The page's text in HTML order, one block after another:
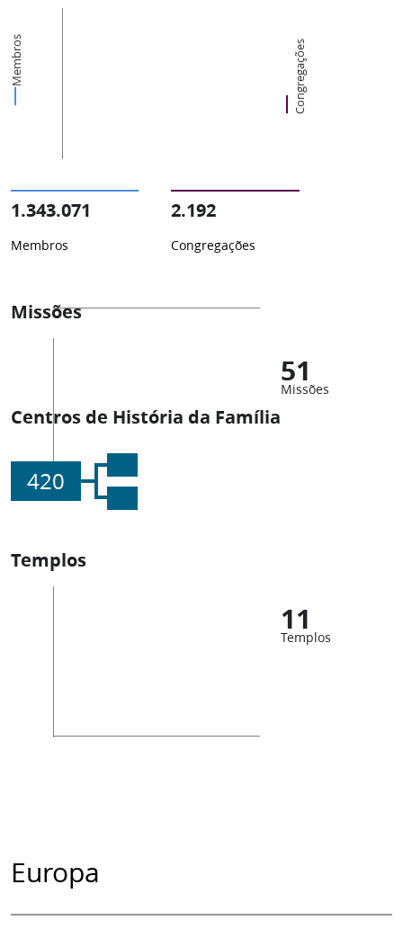
Membros Congregações
1.343.071
Membros
2.192
Congregações
Missões
51
Missões
Centros de História da Família
420
Templos
11
Templos
Europa